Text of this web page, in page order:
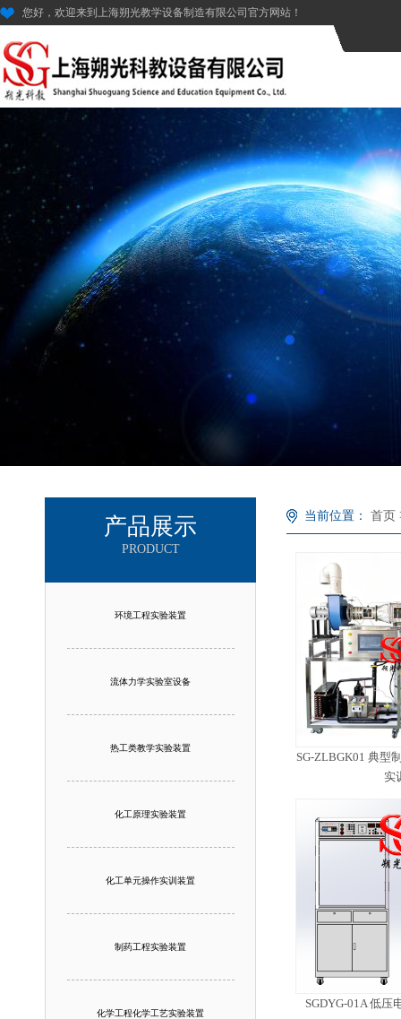
您好，欢迎来到上海朔光教学设备制造有限公司官方网站！
产品展示
PRODUCT
环境工程实验装置
流体力学实验室设备
热工类教学实验装置
化工原理实验装置
化工单元操作实训装置
制药工程实验装置
化学工程化学工艺实验装置
当前位置： 首页
SG-ZLBGK01 典型
实
SGDYG-01A 低压